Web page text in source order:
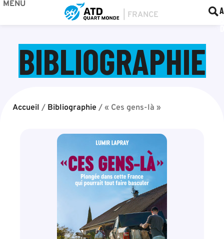
MENU
BIBLIOGRAPHIE
Accueil / Bibliographie / « Ces gens-là »